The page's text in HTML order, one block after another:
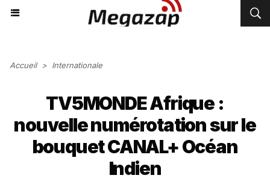
Accueil > Internationale
TV5MONDE Afrique :
nouvelle numérotation sur le
bouquet CANAL+ Océan
Indien